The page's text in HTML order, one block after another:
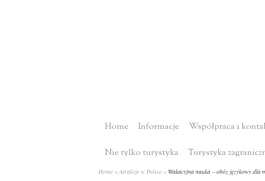
Home Informacje Współpraca i
Nie tylko turystyka Turystyka
Home »Atrakcje w Polsce » Wakacyjna nauka – obóz językowy dla